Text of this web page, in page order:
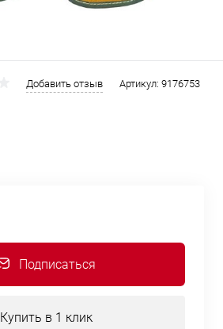
Добавить отзыв Артикул: 9176753
Подписаться
Купить в 1 клик